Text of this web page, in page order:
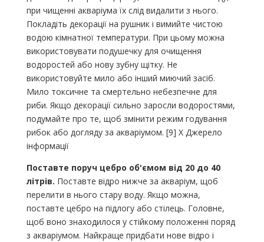
при чищенні акваріума їх слід видалити з нього.
Покладіть декорації на рушник і вимийте чистою
водою кімнатної температури. При цьому можна
використовувати подушечку для очищення
водоростей або нову зубну щітку. Не
використовуйте мило або інший миючий засіб.
Мило токсичне та смертельно небезпечне для
риби. Якщо декорації сильно заросли водоростями,
подумайте про те, щоб змінити режим годування
рибок або догляду за акваріумом. [9] X Джерело
інформації
Поставте поруч цебро об'ємом від 20 до 40
літрів. Поставте відро нижче за акваріум, щоб
перелити в нього стару воду. Якщо можна,
поставте цебро на підлогу або стілець. Головне,
щоб воно знаходилося у стійкому положенні поряд
з акваріумом. Найкраще придбати нове відро і